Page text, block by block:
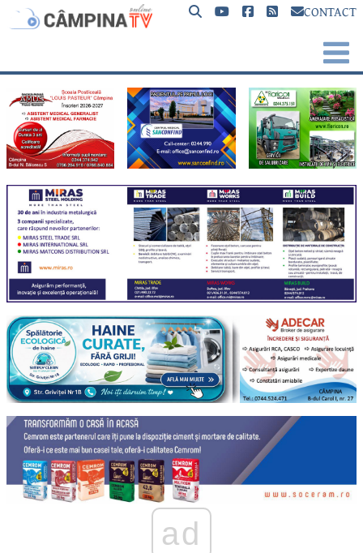
CONTACT
ad